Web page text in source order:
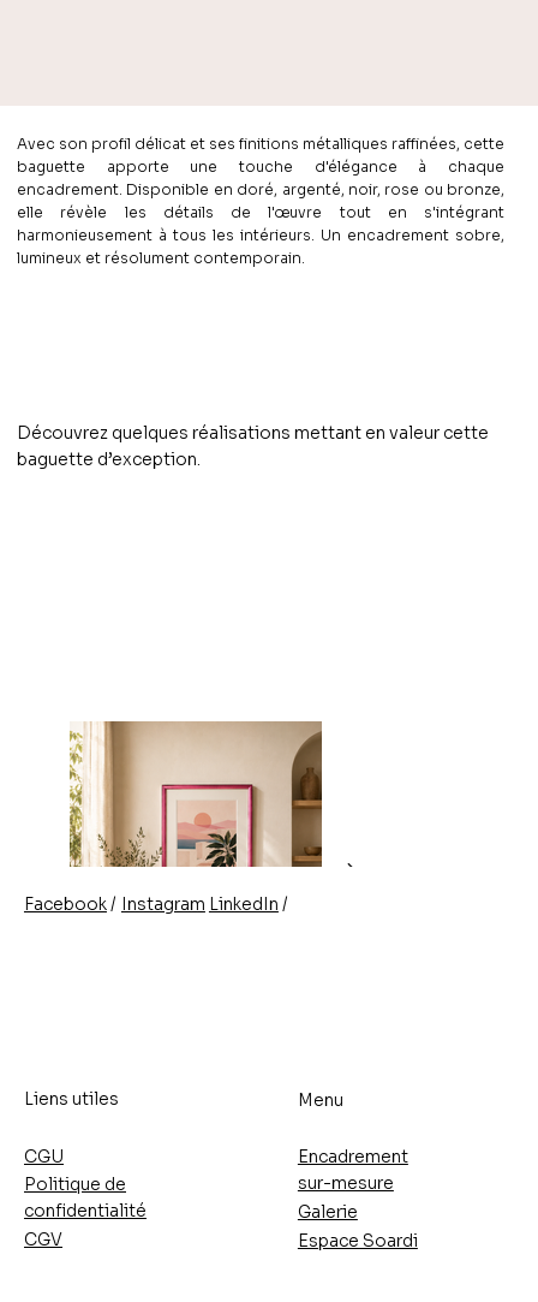
Avec son profil délicat et ses finitions métalliques raffinées, cette
baguette apporte une touche d'élégance à chaque
encadrement. Disponible en doré, argenté, noir, rose ou bronze,
elle révèle les détails de l'œuvre tout en s'intégrant
harmonieusement à tous les intérieurs. Un encadrement sobre,
lumineux et résolument contemporain.
Découvrez quelques réalisations mettant en valeur cette
baguette d’exception.
Facebook/ Instagram /
LinkedIn
Liens utiles
CGU
CGV
Politique de
confidentialité
Menu
Encadrement
sur-mesure
Galerie
Espace Soardi